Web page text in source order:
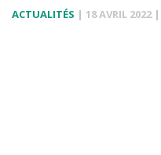
ACTUALITÉS | 18 AVRIL 2022 |